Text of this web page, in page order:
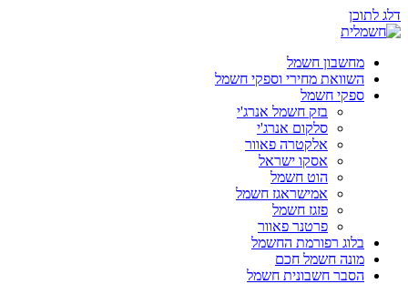
דלג לתוכן
מחשבון חשמל
השוואת מחירי וספקי חשמל
ספקי חשמל
בזק חשמל אנרג'י
סלקום אנרג'י
אלקטרה פאוור
אסקו ישראל
הוט חשמל
אמישראגז חשמל
פזגז חשמל
פרטנר פאוור
בלוג רפורמת החשמל
מונה חשמל חכם
הסבר חשבונית חשמל